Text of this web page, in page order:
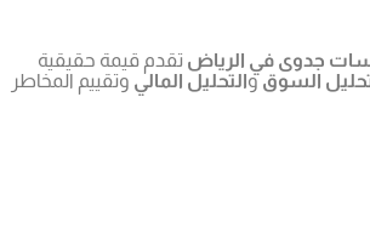
جدوى في الرياض تقدم قيمة حقيقية
السوقوالتحليل المالي وتقييم المخاطر